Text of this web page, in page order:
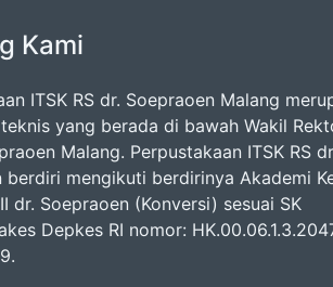
Kami
ITSK RS dr. Soepraoen Malang
yang berada di bawah Wakil
Malang. Perpustakaan ITSK RS
berdiri mengikuti berdirinya Akademi
dr. Soepraoen (Konversi) sesuai SK
Depkes RI nomor: